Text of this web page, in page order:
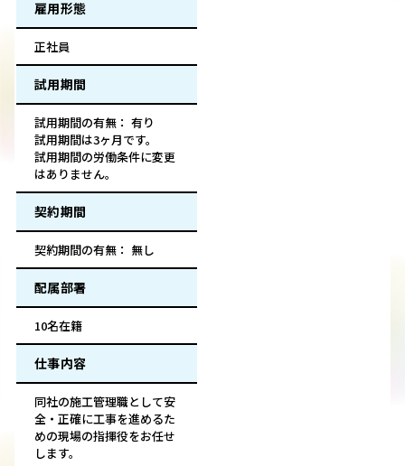
雇用形態
正社員
試用期間
試用期間の有無： 有り
試用期間は3ヶ月です。
試用期間の労働条件に変更
はありません。
契約期間
契約期間の有無： 無し
配属部署
10名在籍
仕事内容
同社の施工管理職として安
全・正確に工事を進めるた
めの現場の指揮役をお任せ
します。